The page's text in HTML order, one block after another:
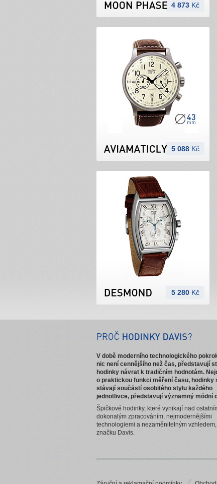
4 873 Kč
5 088 Kč
5 280 Kč
V době moderního technologického
nic není cennějšího než čas, představují
hodinky návrat k tradičním hodnotám.
o praktickou funkci měření času, hodinky
stávají součástí osobitého stylu každého
jednotlivce, představují významný módní
Špičkové hodinky, které vynikají nad
dokonalým zpracováním, nejmodernějšími
technologiemi a nezaměnitelným
značku Davis.